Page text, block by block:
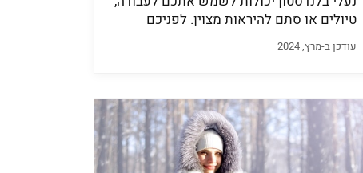
טיולים או סתם להיראות מצוין. לפניכם
עודכן ב-מרץ, 2024